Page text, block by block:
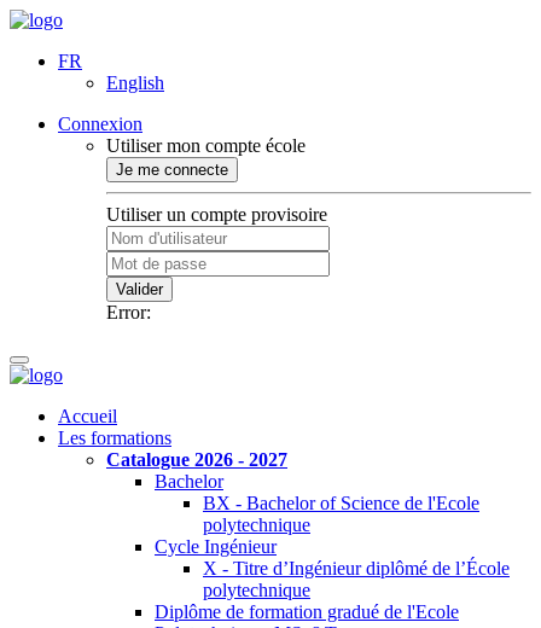
FR
English
Connexion
Utiliser mon compte école
Je me connecte
Utiliser un compte provisoire
Valider
Error:
Accueil
Les formations
Catalogue 2026 - 2027
Bachelor
BX - Bachelor of Science de l'Ecole
polytechnique
Cycle Ingénieur
X - Titre d’Ingénieur diplômé de l’École
polytechnique
Diplôme de formation gradué de l'Ecole